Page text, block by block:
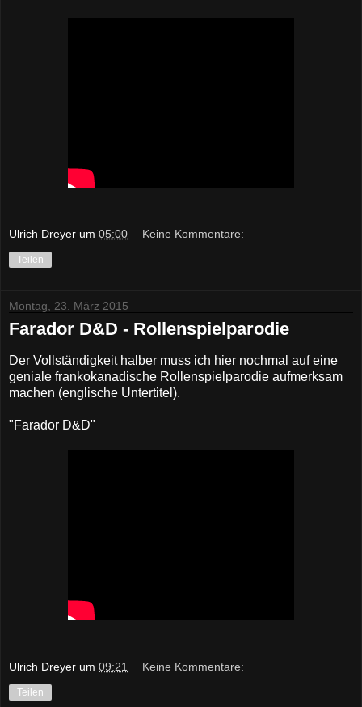
Ulrich Dreyer um 05:00 Keine Kommentare:
Teilen
Montag, 23. März 2015
Farador D&D - Rollenspielparodie
Der Vollständigkeit halber muss ich hier nochmal auf eine
geniale frankokanadische Rollenspielparodie aufmerksam
machen (englische Untertitel).
"Farador D&D"
Ulrich Dreyer um 09:21 Keine Kommentare:
Teilen